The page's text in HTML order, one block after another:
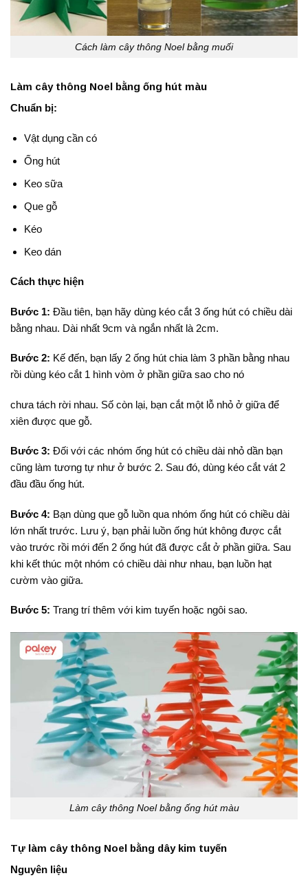
Cách làm cây thông Noel bằng muối
Làm cây thông Noel bằng ống hút màu
Chuẩn bị:
Vật dụng cần có
Ống hút
Keo sữa
Que gỗ
Kéo
Keo dán
Cách thực hiện
Bước 1: Đầu tiên, bạn hãy dùng kéo cắt 3 ống hút có chiều dài
bằng nhau. Dài nhất 9cm và ngắn nhất là 2cm.
Bước 2: Kế đến, bạn lấy 2 ống hút chia làm 3 phần bằng nhau
rồi dùng kéo cắt 1 hình vòm ở phần giữa sao cho nó
chưa tách rời nhau. Số còn lại, bạn cắt một lỗ nhỏ ở giữa để
xiên được que gỗ.
Bước 3: Đối với các nhóm ống hút có chiều dài nhỏ dần bạn
cũng làm tương tự như ở bước 2. Sau đó, dùng kéo cắt vát 2
đầu đầu ống hút.
Bước 4: Bạn dùng que gỗ luồn qua nhóm ống hút có chiều dài
lớn nhất trước. Lưu ý, bạn phải luồn ống hút không được cắt
vào trước rồi mới đến 2 ống hút đã được cắt ở phần giữa. Sau
khi kết thúc một nhóm có chiều dài như nhau, bạn luồn hạt
cườm vào giữa.
Bước 5: Trang trí thêm với kim tuyến hoặc ngôi sao.
Làm cây thông Noel bằng ống hút màu
Tự làm cây thông Noel bằng dây kim tuyến
Nguyên liệu